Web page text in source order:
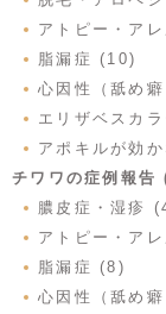
アトピー・ア
脂漏症 (10)
心因性（舐め
エリザベスカ
アポキルが効
チワワの症例報告
膿皮症・湿疹
アトピー・ア
脂漏症 (8)
心因性（舐め